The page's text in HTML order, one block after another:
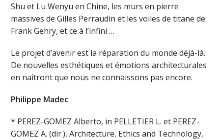
Shu et Lu Wenyu en Chine, les murs en pierre
massives de Gilles Perraudin et les voiles de titane de
Frank Gehry, et ce à l’infini …
Le projet d’avenir est la réparation du monde déjà-là.
De nouvelles esthétiques et émotions architecturales
en naîtront que nous ne connaissons pas encore.
Philippe Madec
* PEREZ-GOMEZ Alberto, in PELLETIER L. et PEREZ-
GOMEZ A. (dir.), Architecture, Ethics and Technology,